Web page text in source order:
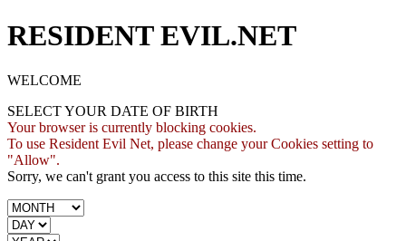
RESIDENT EVIL.NET
WELCOME
SELECT YOUR DATE OF BIRTH
Your browser is currently blocking cookies.
To use Resident Evil Net, please change your Cookies setting to
"Allow".
Sorry, we can't grant you access to this site this time.